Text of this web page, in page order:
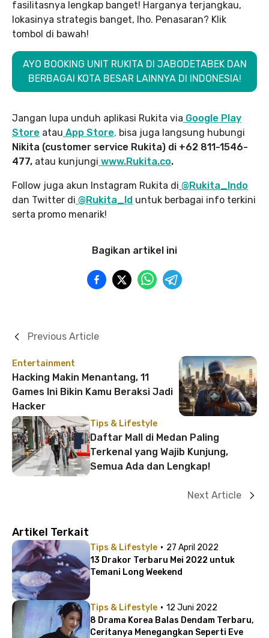
fasilitasnya lengkap banget! Harganya terjangkau,
lokasinya strategis banget, lho. Penasaran? Klik
tombol di bawah!
AYO BOOKING UNIT RUKITA DI JABODETABEK DAN
BERBAGAI KOTA BESAR LAINNYA DI INDONESIA!
Jangan lupa unduh aplikasi Rukita via Google Play
Store atau App Store, bisa juga langsung hubungi
Nikita (customer service Rukita) di +62 811-1546-
477, atau kunjungi www.Rukita.co.
Follow juga akun Instagram Rukita di @Rukita_Indo
dan Twitter di @Rukita_Id untuk berbagai info terkini
serta promo menarik!
Bagikan artikel ini
Entertainment
Hacking Makin Menantang, 11
Games Ini Bikin Kamu Beraksi Jadi
Hacker
Previous Article
Tips & Lifestyle
Daftar Mall di Medan Paling
Terkenal yang Wajib Kunjung,
Semua Ada dan Lengkap!
Next Article
Artikel Terkait
Tips & Lifestyle · 27 April 2022
13 Drakor Terbaru Mei 2022 untuk
Temani Long Weekend
Tips & Lifestyle · 12 Juni 2022
8 Drama Korea Balas Dendam Terbaru,
Ceritanya Menegangkan Seperti Eve